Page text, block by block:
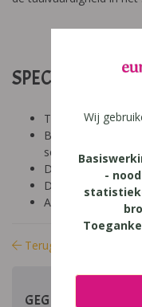
SPECIFICATIES:
Tool: van ander
Besproken
secundair
Diagnose:
Domein: talen,
Aard: praktisch
Terug naar bibliotheek
GEGEVENS
Wij
-